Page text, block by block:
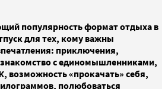
популярность формат отдыха в
для тех, кому важны
приключения,
с единомышленниками,
«прокачать» себя,
полюбоваться